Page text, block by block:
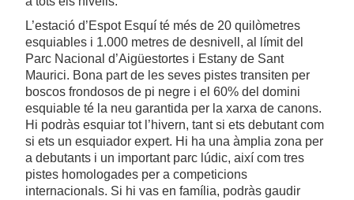
L’estació d’Espot Esquí té més de 20 quilòmetres
esquiables i 1.000 metres de desnivell, al límit del
Parc Nacional d’Aigüestortes i Estany de Sant
Maurici. Bona part de les seves pistes transiten per
boscos frondosos de pi negre i el 60% del domini
esquiable té la neu garantida per la xarxa de canons.
Hi podràs esquiar tot l’hivern, tant si ets debutant com
si ets un esquiador expert. Hi ha una àmplia zona per
a debutants i un important parc lúdic, així com tres
pistes homologades per a competicions
internacionals. Si hi vas en família, podràs gaudir